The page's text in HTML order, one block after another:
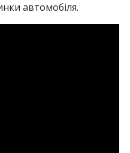
автомобіля.